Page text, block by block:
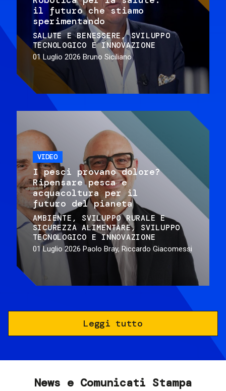
il futuro che stiamo
sperimentando
SALUTE E BENESSERE
SVILUPPO
TECNOLOGICO E INNOVAZIONE
01 Luglio 2026 Bruno Siciliano
VIDEO
I pesci provano dolore?
Ripensare pesca e
acquacoltura per il
futuro del pianeta
AMBIENTE
SVILUPPO RURALE E
SICUREZZA ALIMENTARE
SVILUPPO
TECNOLOGICO E INNOVAZIONE
01 Luglio 2026 Paolo Bray, Riccardo Giacomessi
Leggi tutto
News e Comunicati Stampa